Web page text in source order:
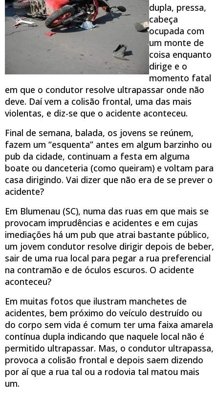
dupla, pressa,
cabeça
ocupada com
um monte de
coisa enquanto
dirige e o
momento fatal
em que o condutor resolve ultrapassar onde não
deve. Daí vem a colisão frontal, uma das mais
violentas, e diz-se que o acidente aconteceu.
Final de semana, balada, os jovens se reúnem,
fazem um “esquenta” antes em algum barzinho ou
pub da cidade, continuam a festa em alguma
boate ou danceteria (como queiram) e voltam para
casa dirigindo. Vai dizer que não era de se prever o
acidente?
Em Blumenau (SC), numa das ruas em que mais se
provocam imprudências e acidentes e em cujas
imediações há um pub que atrai bastante público,
um jovem condutor resolve dirigir depois de beber,
sair de uma rua local para pegar a rua preferencial
na contramão e de óculos escuros. O acidente
aconteceu?
Em muitas fotos que ilustram manchetes de
acidentes, bem próximo do veículo destruído ou
do corpo sem vida é comum ter uma faixa amarela
contínua dupla indicando que naquele local não é
permitido ultrapassar. Mas, o condutor ultrapassa,
provoca a colisão frontal e depois saem dizendo
por aí que a rua tal ou a rodovia tal matou mais
um.